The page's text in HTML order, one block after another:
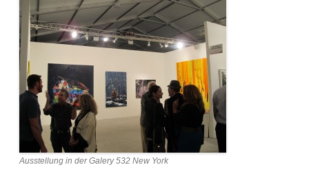
Ausstellung in der Galery 532 New York